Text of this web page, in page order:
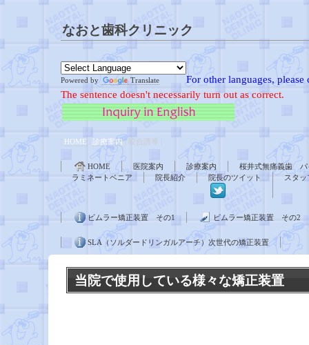
なおと歯科クリニック
Powered by Translate
For other languages,
The sentence doesn't necessarily turn out as correct.
HOME 診療案内| 咬合誘導 |
HOME 医院案内 診療案内
桜井式無痛義歯 パ
ラミネートベニア
院長紹介 院長のツイット スタッ
ビムラー矯正装置 その1 ビムラー矯正装置 その2
SLA（ソルダードリンガルアーチ）次世代の矯正装置
当院で使用している様々な矯正装置